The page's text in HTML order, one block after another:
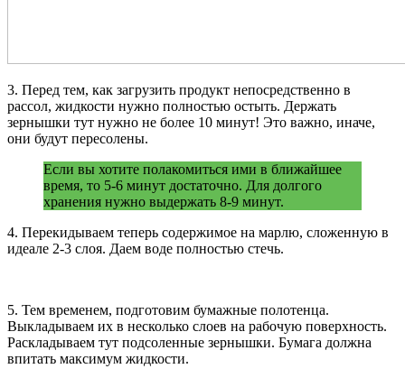
3. Перед тем, как загрузить продукт непосредственно в
рассол, жидкости нужно полностью остыть. Держать
зернышки тут нужно не более 10 минут! Это важно, иначе,
они будут пересолены.
Если вы хотите полакомиться ими в ближайшее
время, то 5-6 минут достаточно. Для долгого
хранения нужно выдержать 8-9 минут.
4. Перекидываем теперь содержимое на марлю, сложенную в
идеале 2-3 слоя. Даем воде полностью стечь.
5. Тем временем, подготовим бумажные полотенца.
Выкладываем их в несколько слоев на рабочую поверхность.
Раскладываем тут подсоленные зернышки. Бумага должна
впитать максимум жидкости.